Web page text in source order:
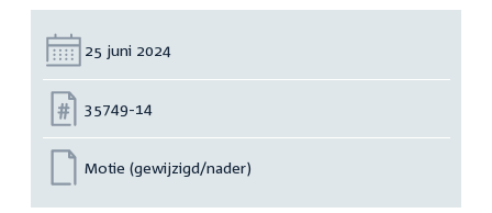
Datum:
25 juni 2024
Nummer:
35749-14
Motie (gewijzigd/nader)